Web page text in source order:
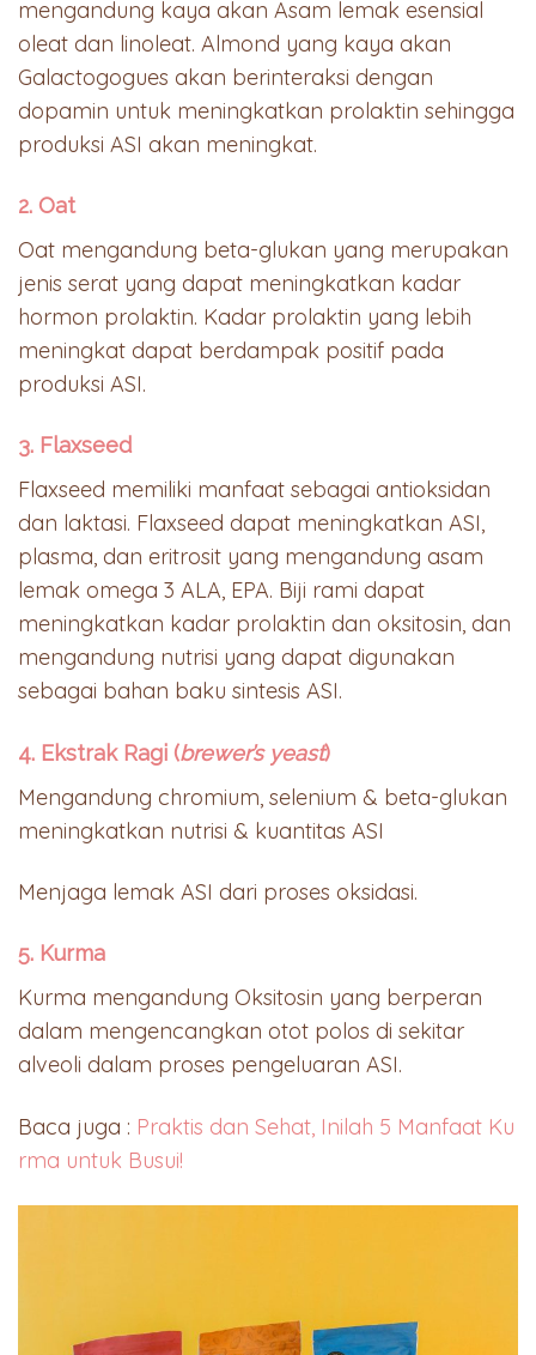
mengandung kaya akan Asam lemak esensial
oleat dan linoleat. Almond yang kaya akan
Galactogogues akan berinteraksi dengan
dopamin untuk meningkatkan prolaktin sehingga
produksi ASI akan meningkat.
2. Oat
Oat mengandung beta-glukan yang merupakan
jenis serat yang dapat meningkatkan kadar
hormon prolaktin. Kadar prolaktin yang lebih
meningkat dapat berdampak positif pada
produksi ASI.
3. Flaxseed
Flaxseed memiliki manfaat sebagai antioksidan
dan laktasi. Flaxseed dapat meningkatkan ASI,
plasma, dan eritrosit yang mengandung asam
lemak omega 3 ALA, EPA. Biji rami dapat
meningkatkan kadar prolaktin dan oksitosin, dan
mengandung nutrisi yang dapat digunakan
sebagai bahan baku sintesis ASI.
4. Ekstrak Ragi (brewer’s yeast)
Mengandung chromium, selenium & beta-glukan
meningkatkan nutrisi & kuantitas ASI
Menjaga lemak ASI dari proses oksidasi.
5. Kurma
Kurma mengandung Oksitosin yang berperan
dalam mengencangkan otot polos di sekitar
alveoli dalam proses pengeluaran ASI.
Baca juga : Praktis dan Sehat, Inilah 5 Manfaat Ku
rma untuk Busui!